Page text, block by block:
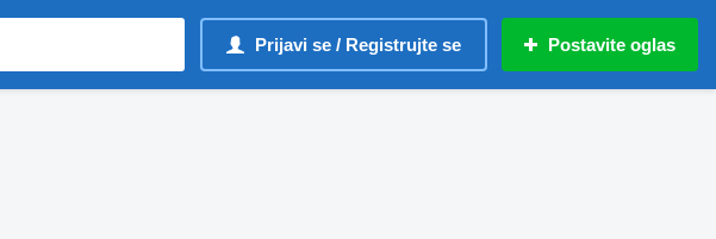
Prijavi se / Registrujte se Postavite oglas